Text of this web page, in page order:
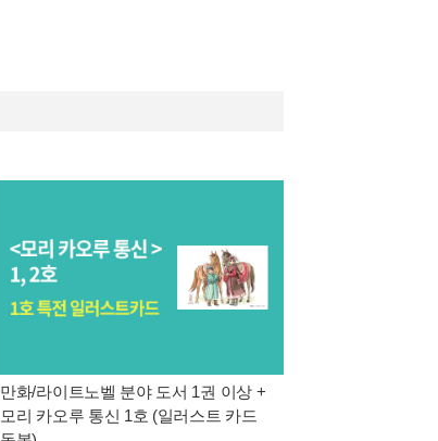
만화/라이트노벨 분야 도서 1권 이상 +
모리 카오루 통신 1호 (일러스트 카드